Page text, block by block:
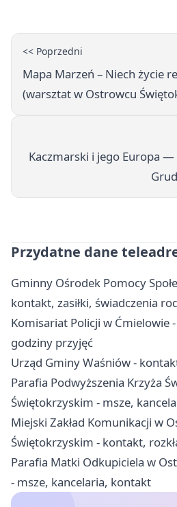
<< Poprzedni
Mapa Marzeń – Niech życie
(warsztat w Ostrowcu
Kaczmarski i jego Europa
Przydatne dane
Gminny Ośrodek Pomocy
kontakt, zasiłki, świadczenia
Komisariat Policji w Ćmielowie
godziny przyjęć
Urząd Gminy Waśniów -
Parafia Podwyższenia Krzyża
Świętokrzyskim - msze,
Miejski Zakład Komunikacji w
Świętokrzyskim - kontakt,
Parafia Matki Odkupiciela w
- msze, kancelaria, kontakt